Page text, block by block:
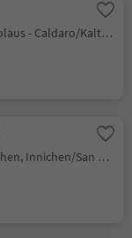
S. Nicolò/St. Nikolaus - Caldaro/Kaltern, Kaltern an der Weinstraße/Caldaro sulla Strada del Vino, Alto Adige Wine Road
S. Candido/Innichen, Innichen/San Candido, Dolomites Region 3 Zinnen